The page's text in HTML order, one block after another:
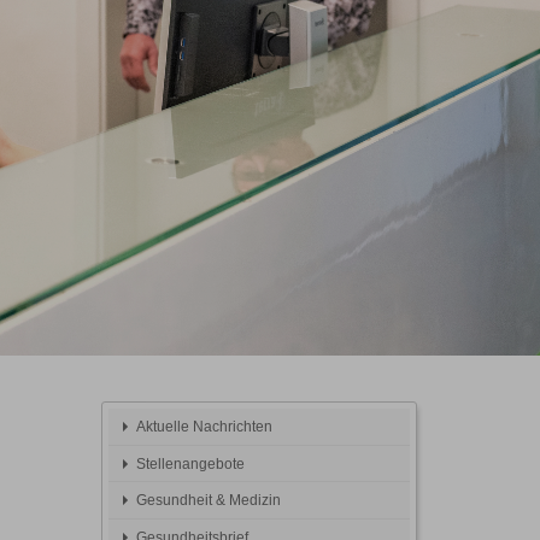
Aktuelle Nachrichten
Stellenangebote
Gesundheit & Medizin